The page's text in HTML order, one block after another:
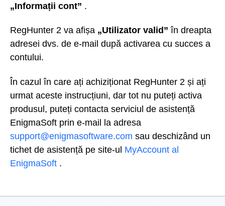
„Informații cont” .
RegHunter 2 va afișa „Utilizator valid” în dreapta
adresei dvs. de e-mail după activarea cu succes a
contului.
În cazul în care ați achiziționat RegHunter 2 și ați
urmat aceste instrucțiuni, dar tot nu puteți activa
produsul, puteți contacta serviciul de asistență
EnigmaSoft prin e-mail la adresa
support@enigmasoftware.com sau deschizând un
tichet de asistență pe site-ul MyAccount al
EnigmaSoft .